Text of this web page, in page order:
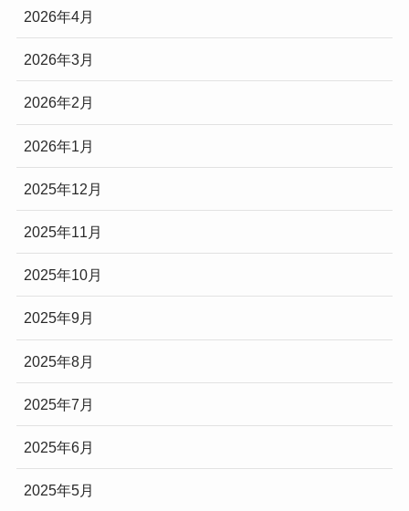
2026年4月
2026年3月
2026年2月
2026年1月
2025年12月
2025年11月
2025年10月
2025年9月
2025年8月
2025年7月
2025年6月
2025年5月